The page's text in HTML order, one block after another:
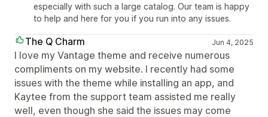
especially with such a large catalog. Our team is happy
to help and here for you if you run into any issues.
The Q Charm Jun 4, 2025
I love my Vantage theme and receive numerous
compliments on my website. I recently had some
issues with the theme while installing an app, and
Kaytee from the support team assisted me really
well, even though she said the issues may come